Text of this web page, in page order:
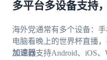
多平台多设备支持
海外党通常有多个设备：
电脑看晚上的世界杯直播
加速器支持Android、iOS、